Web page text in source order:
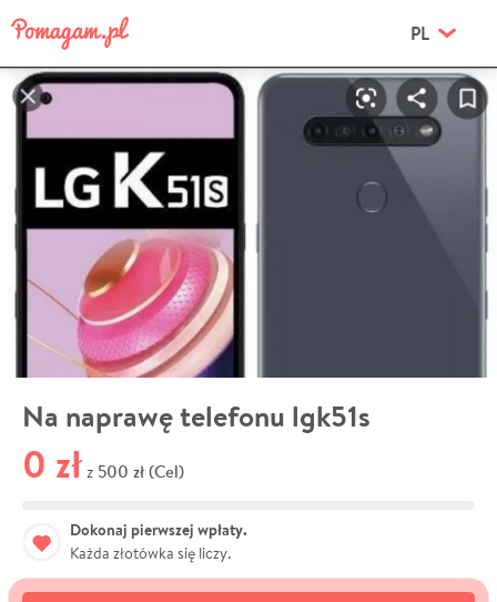
PL
Na naprawę telefonu lgk51s
0 zł z 500 zł (Cel)
Dokonaj pierwszej wpłaty.
Każda złotówka się liczy.